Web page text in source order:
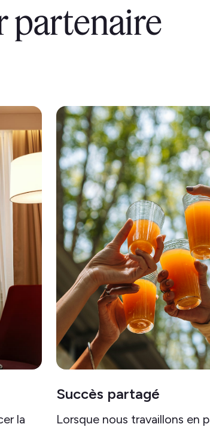
partenaire
la
Succès partagé
Lorsque nous travaillons en